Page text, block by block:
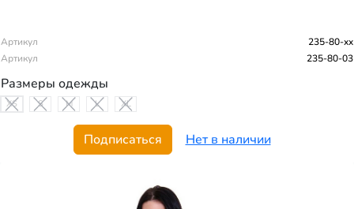
Артикул
235-80-xx
Артикул
235-80-03
Размеры одежды
XS S M L XL
Подписаться Нет в наличии